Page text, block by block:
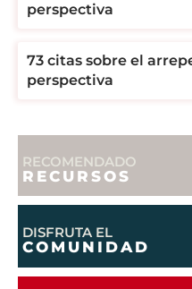
perspectiva
73 citas sobre el
perspectiva
RECOMENDADO
RECURSOS
DISFRUTA EL
COMUNIDAD